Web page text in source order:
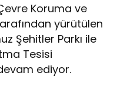
Koruma ve
yürütülen
Şehitler Parkı ile
Tesisi
ediyor.